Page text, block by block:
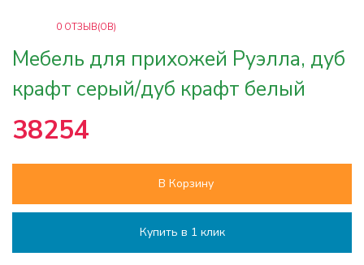
0 ОТЗЫВ(ОВ)
Мебель для прихожей Руэлла, дуб
крафт серый/дуб крафт белый
38254
В Корзину
Купить в 1 клик